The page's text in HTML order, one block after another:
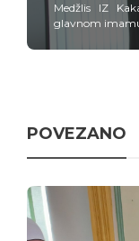
Medžlis IZ
glavnom
POVEZANO